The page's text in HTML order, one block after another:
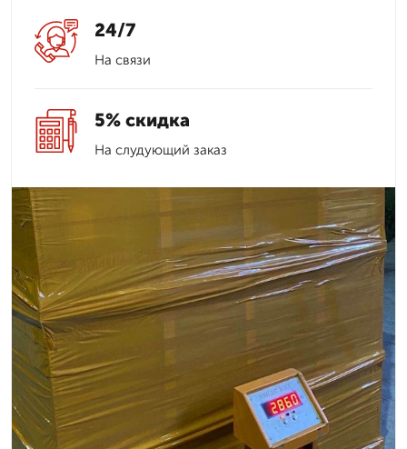
24/7
На связи
5% скидка
На слудующий заказ